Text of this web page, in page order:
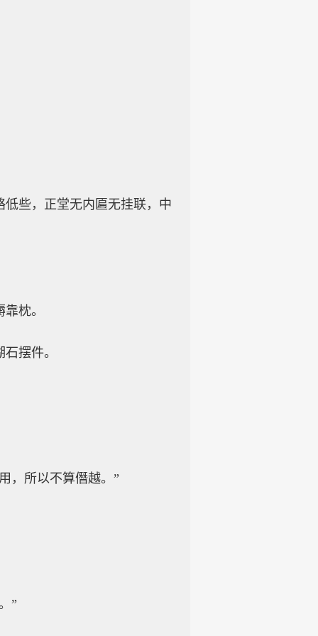
些，正堂无内匾无挂联，中
枕。
摆件。
，所以不算僭越。”
”